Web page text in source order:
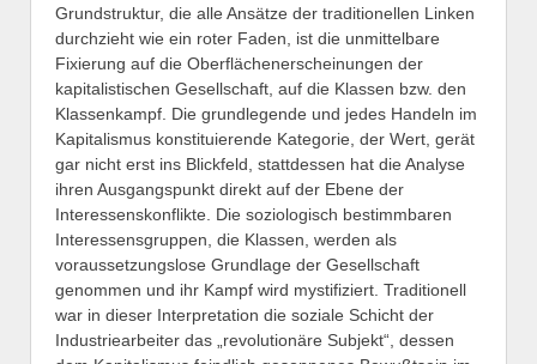
Grundstruktur, die alle Ansätze der traditionellen Linken
durchzieht wie ein roter Faden, ist die unmittelbare
Fixierung auf die Oberflächenerscheinungen der
kapitalistischen Gesellschaft, auf die Klassen bzw. den
Klassenkampf. Die grundlegende und jedes Handeln im
Kapitalismus konstituierende Kategorie, der Wert, gerät
gar nicht erst ins Blickfeld, stattdessen hat die Analyse
ihren Ausgangspunkt direkt auf der Ebene der
Interessenskonflikte. Die soziologisch bestimmbaren
Interessensgruppen, die Klassen, werden als
voraussetzungslose Grundlage der Gesellschaft
genommen und ihr Kampf wird mystifiziert. Traditionell
war in dieser Interpretation die soziale Schicht der
Industriearbeiter das „revolutionäre Subjekt“, dessen